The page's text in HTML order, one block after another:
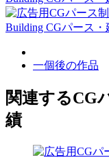
一個後の作品
関連するCG
績